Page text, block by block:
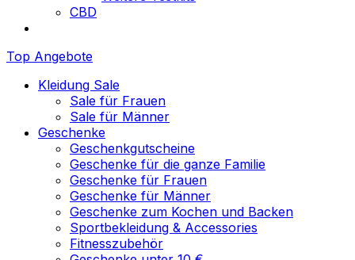
CBD
Top Angebote
Kleidung Sale
Sale für Frauen
Sale für Männer
Geschenke
Geschenkgutscheine
Geschenke für die ganze Familie
Geschenke für Frauen
Geschenke für Männer
Geschenke zum Kochen und Backen
Sportbekleidung & Accessories
Fitnesszubehör